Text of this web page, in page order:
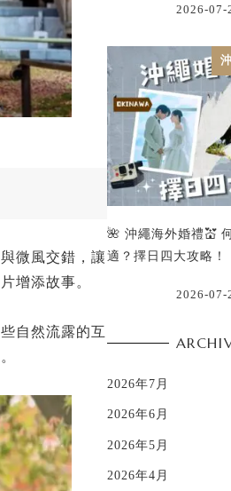
微風交錯，讓
增添故事。
自然流露的互
2026-07-
🌺 沖繩海外婚禮💒
適？擇日四大攻略！
2026-07-
2026年7月
2026年6月
2026年5月
2026年4月